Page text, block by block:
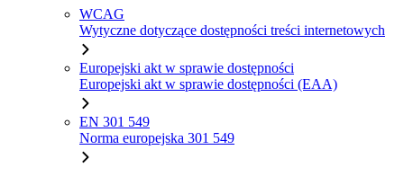
WCAG
Wytyczne dotyczące dostępności treści internetowych
Europejski akt w sprawie dostępności
Europejski akt w sprawie dostępności (EAA)
EN 301 549
Norma europejska 301 549